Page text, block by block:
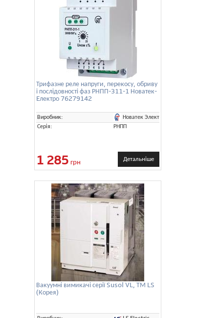
Трифазне реле напруги, перекосу, обриву
і послідовності фаз РНПП-311-1 Новатек-
Eлектро 76279142
Виробник:
Новатек Электро
Серія:
РНПП
1 285 грн Детальніше
Вакуумні вимикачі серії Susol VL, ТМ LS
(Корея)